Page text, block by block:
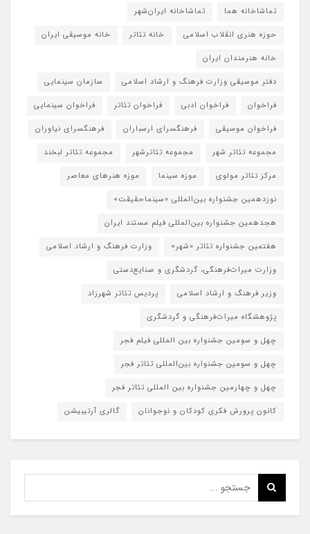
تماشاخانه هما
تماشاخانه‌ ایران‌شهر
حوزه هنری انقلاب اسلامی
خانه تئاتر
خانه موسیقی ایران
خانه هنرمندان ایران
دفتر موسیقی وزارت فرهنگ و ارشاد اسلامی
سازمان سینمایی
فراخوان
فراخوان ادبی فراخوان تئاتر
فراخوان سینمایی
فراخوان موسیقی
فرهنگسرای ارسباران
فرهنگسرای نیاوران
مجموعه تئاتر شهر
مجموعه تئاترشهر
مجموعه تئاتر لبخند
مرکز تئاتر مولوی
موزه سینما
موزه هنرهای معاصر
نوزدهمین جشنواره بین‌المللی «سینماحقیقت»
هجدهمین جشنواره بین‌المللی فیلم مستند ایران
هفتمین جشنواره تئاتر «شهر»
وزارت فرهنگ و ارشاد اسلامی
وزارت میراث‌فرهنگی، گردشگری و صنایع‌دستی
وزیر فرهنگ و ارشاد اسلامی
پردیس تئاتر شهرزاد
پژوهشگاه میراث‌فرهنگی و گردشگری
چهل و سومین جشنواره بین المللی فیلم فجر
چهل و سومین جشنواره بین‌المللی تئاتر فجر
چهل و چهارمین جشنواره بین المللی تئاتر فجر
کانون پرورش فکری کودکان و نوجوانان
گالری آرتیبیشن